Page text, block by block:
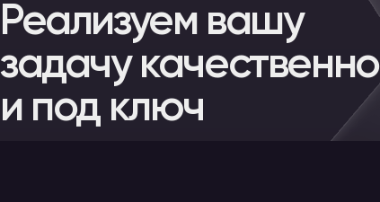
Реализуем вашу
задачу качественно
и под ключ